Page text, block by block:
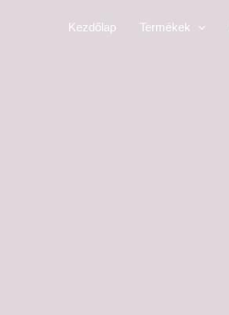
Kezdőlap Termékek